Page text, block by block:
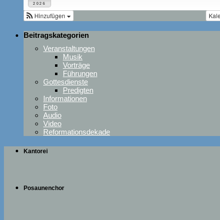
2026
Hinzufügen
Beitragskategorien
Veranstaltungen
Musik
Vorträge
Führungen
Gottesdienste
Predigten
Informationen
Foto
Audio
Video
Reformationsdekade
Kantorei
Posaunenchor